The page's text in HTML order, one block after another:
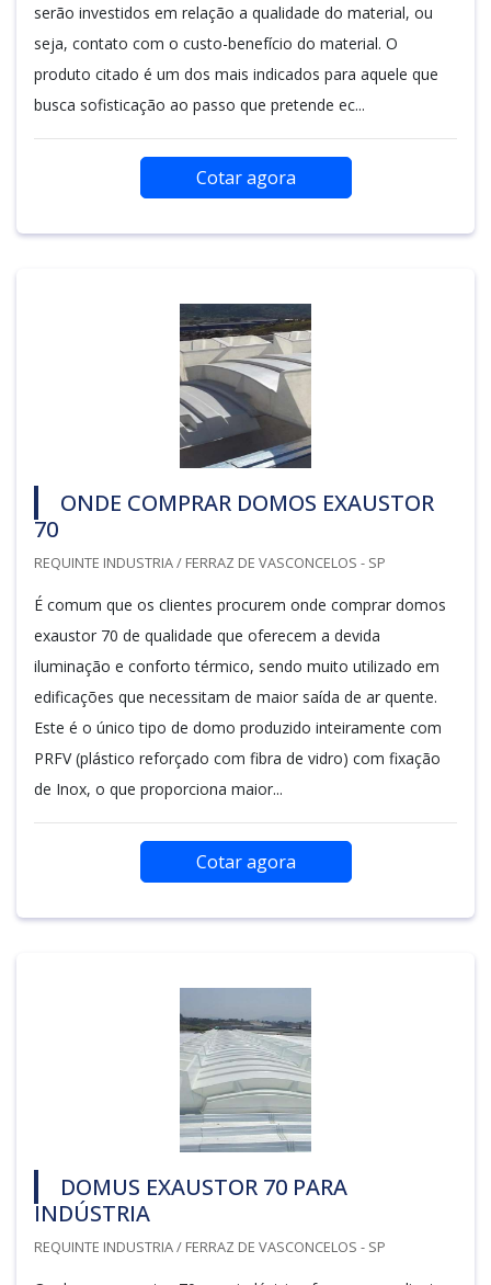
serão investidos em relação a qualidade do material, ou
seja, contato com o custo-benefício do material. O
produto citado é um dos mais indicados para aquele que
busca sofisticação ao passo que pretende ec...
Cotar agora
ONDE COMPRAR DOMOS EXAUSTOR
70
REQUINTE INDUSTRIA / FERRAZ DE VASCONCELOS - SP
É comum que os clientes procurem onde comprar domos
exaustor 70 de qualidade que oferecem a devida
iluminação e conforto térmico, sendo muito utilizado em
edificações que necessitam de maior saída de ar quente.
Este é o único tipo de domo produzido inteiramente com
PRFV (plástico reforçado com fibra de vidro) com fixação
de Inox, o que proporciona maior...
Cotar agora
DOMUS EXAUSTOR 70 PARA
INDÚSTRIA
REQUINTE INDUSTRIA / FERRAZ DE VASCONCELOS - SP